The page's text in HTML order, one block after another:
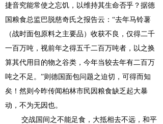
捷音究能常使之忘饥，以维持其生命否乎？据德
国粮食总监巴脱慈奇氏之报告云：“去年马铃薯
（战时面包原料之主要品）收获不良，仅得二千
一百万吨，视前年之得五千二百万吨者，以之换
算其代用目的物之谷类，今年当较去年有二百万
吨之不足。”则德国面包问题之迫切，可得而知
矣！然则今昨传闻柏林市民因粮食缺乏起大暴
动，不为无因也。
交战国间之不能足食，大抵相去不远，和平